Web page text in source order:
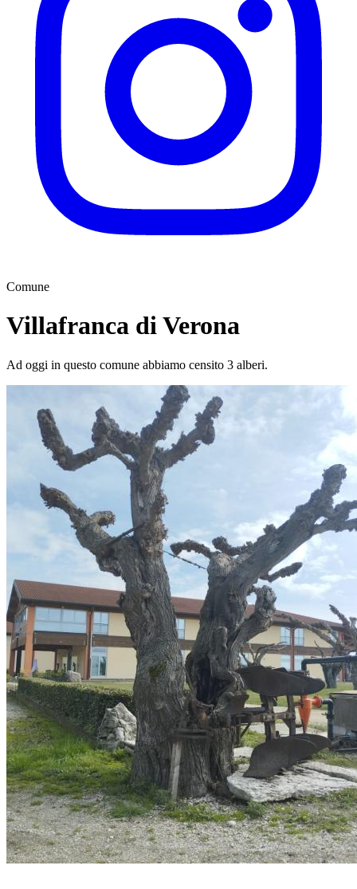
Comune
Villafranca di Verona
Ad oggi in questo comune abbiamo censito 3 alberi.